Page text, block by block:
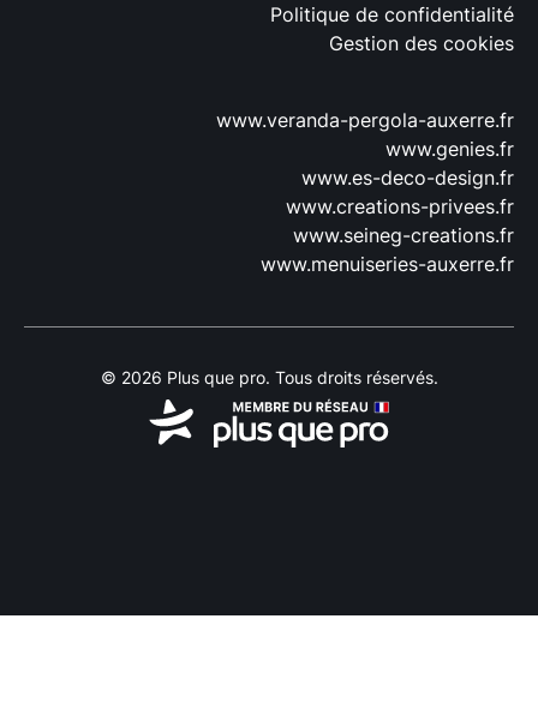
Politique de confidentialité
Gestion des cookies
www.veranda-pergola-auxerre.fr
www.genies.fr
www.es-deco-design.fr
www.creations-privees.fr
www.seineg-creations.fr
www.menuiseries-auxerre.fr
© 2026 Plus que pro. Tous droits réservés.